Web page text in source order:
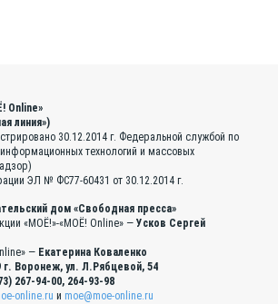
Online»
линия»)
30.12.2014 г. Федеральной службой по
технологий и массовых
ЭЛ № ФС77-60431 от 30.12.2014 г.
дом «Свободная пресса»
«МОЁ!»-«МОЁ! Online» — Усков Сергей
— Екатерина Коваленко
г. Воронеж, ул. Л.Рябцевой, 54
267-94-00, 264-93-98
online.ru и moe@moe-online.ru